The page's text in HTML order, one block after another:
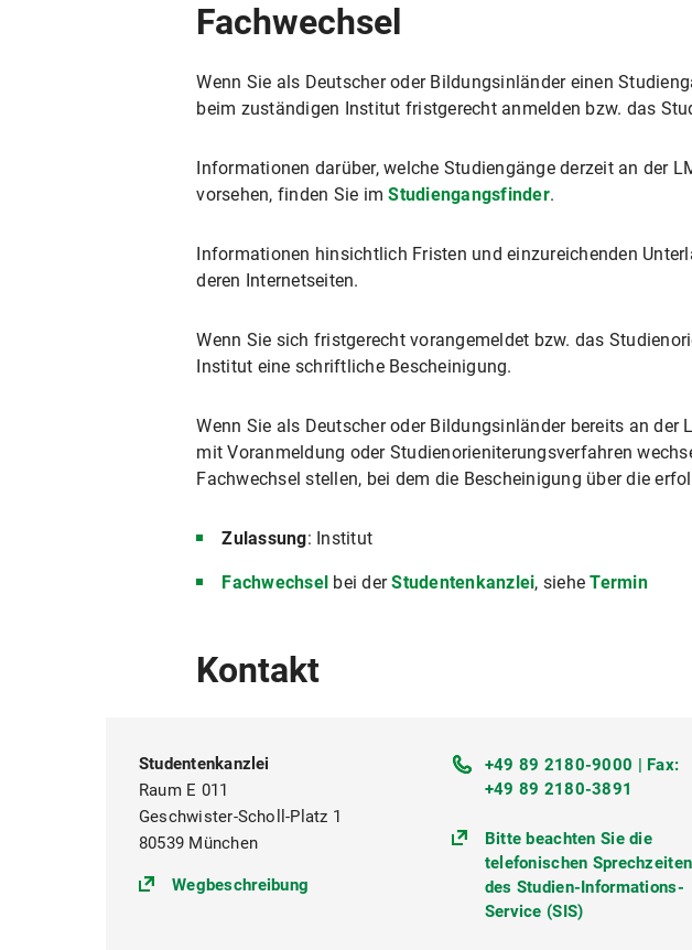
Fachwechsel
Wenn Sie als Deutscher oder Bildungsinländer einen
beim zuständigen Institut fristgerecht anmelden bzw. das
Informationen darüber, welche Studiengänge derzeit an der
vorsehen, finden Sie imStudiengangsfinder.
Informationen hinsichtlich Fristen und einzureichenden
deren Internetseiten.
Wenn Sie sich fristgerecht vorangemeldet bzw. das
Institut eine schriftliche Bescheinigung.
Wenn Sie als Deutscher oder Bildungsinländer bereits an
mit Voranmeldung oder Studienorieniterungsverfahren
Fachwechsel stellen, bei dem die Bescheinigung über die
Zulassung: Institut
Fachwechsel bei derStudentenkanzlei, sieheTermin
Kontakt
Studentenkanzlei
Raum E 011
Geschwister-Scholl-Platz 1
80539 München
Wegbeschreibung (https://goo.gl/maps/pN5BgUG5XdakzeGs5)
+49 89 2180-9000 | Fax:
+49 89 2180-3891
Bitte beachten Sie die
telefonischen Sprechzeiten
des Studien-Informations-
Service (SIS)